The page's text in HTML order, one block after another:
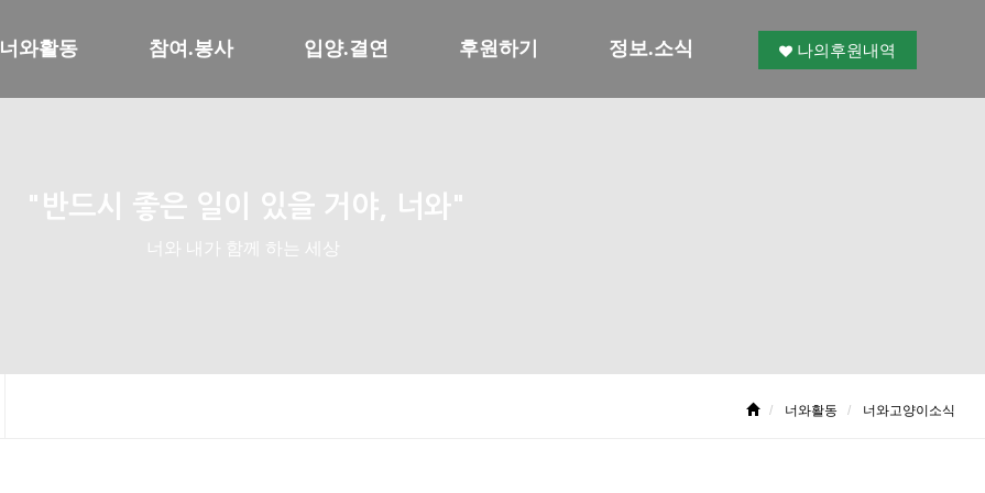
너와활동 참여.봉사 입양.결연 후원하기 정보.소식 나의후원내역
"반드시 좋은 일이 있을 거야, 너와"
너와 내가 함께 하는 세상
너와활동 너와고양이소식